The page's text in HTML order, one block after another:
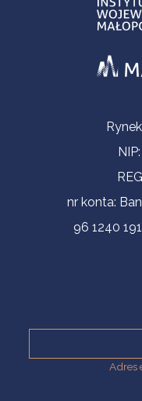
Informacje
nr konta:
96 1240
Adres